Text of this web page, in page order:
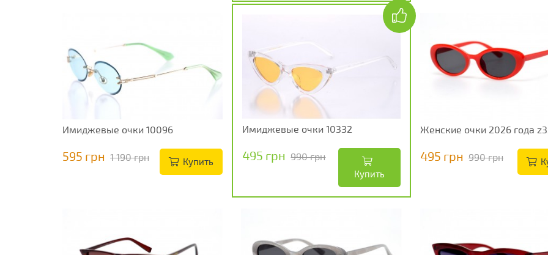
Имиджевые очки 10096
595 грн 1 190 грн Купить
Имиджевые очки 10332
495 грн 990 грн
Купить
Женские очки 2026 года
495 грн 990 грн